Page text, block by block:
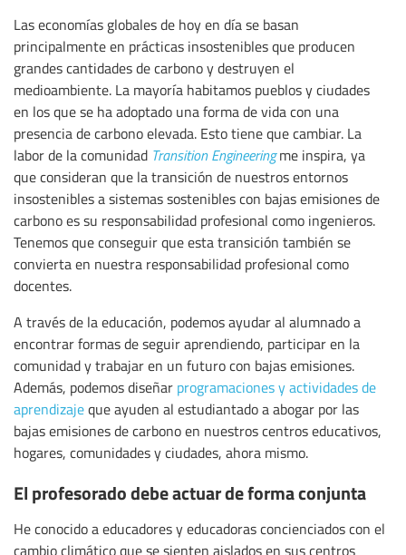
Las economías globales de hoy en día se basan
principalmente en prácticas insostenibles que producen
grandes cantidades de carbono y destruyen el
medioambiente. La mayoría habitamos pueblos y ciudades
en los que se ha adoptado una forma de vida con una
presencia de carbono elevada. Esto tiene que cambiar. La
labor de la comunidad Transition Engineeringme inspira, ya
que consideran que la transición de nuestros entornos
insostenibles a sistemas sostenibles con bajas emisiones de
carbono es su responsabilidad profesional como ingenieros.
Tenemos que conseguir que esta transición también se
convierta en nuestra responsabilidad profesional como
docentes.
A través de la educación, podemos ayudar al alumnado a
encontrar formas de seguir aprendiendo, participar en la
comunidad y trabajar en un futuro con bajas emisiones.
Además, podemos diseñar programaciones y actividades de
aprendizajeque ayuden al estudiantado a abogar por las
bajas emisiones de carbono en nuestros centros educativos,
hogares, comunidades y ciudades, ahora mismo.
El profesorado debe actuar de forma conjunta
He conocido a educadores y educadoras concienciados con el
cambio climático que se sienten aislados en sus centros